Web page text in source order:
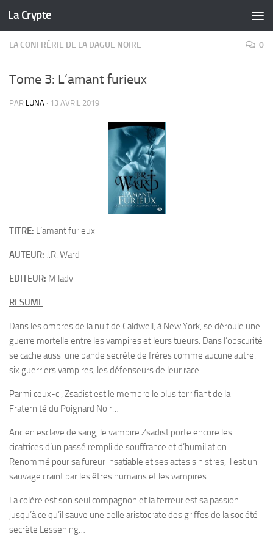
Skip to content
La Crypte
LA CONFRÉRIE DE LA DAGUE NOIRE 0
Tome 3: L’amant furieux
PAR LUNA · 13 AVRIL 2019
TITRE: L’amant furieux
AUTEUR: J.R. Ward
EDITEUR: Milady
RESUME
Dans les ombres de la nuit de Caldwell, à New York, se déroule une
guerre mortelle entre les vampires et leurs tueurs. Dans l’obscurité
se cache aussi une bande secrète de frères comme aucune autre:
six guerriers vampires, les défenseurs de leur race.
Parmi ceux-ci, Zsadist est le membre le plus terrifiant de la
Fraternité du Poignard Noir…
Ancien esclave de sang, le vampire Zsadist porte encore les
cicatrices d’un passé rempli de souffrance et d’humiliation.
Renommé pour sa fureur insatiable et ses actes sinistres, il est un
sauvage craint par les êtres humains et les vampires.
La colère est son seul compagnon et la terreur est sa passion…
jusqu’à ce qu’il sauve une belle aristocrate des griffes de la société
secrète Lessening…